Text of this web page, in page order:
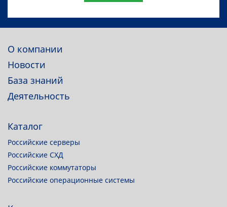
О компании
Новости
База знаний
Деятельность
Каталог
Российские серверы
Российские СХД
Российские коммутаторы
Российские операционные системы